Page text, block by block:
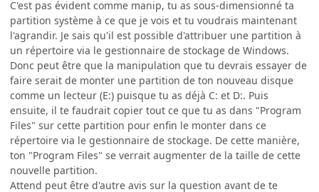
C'est pas évident comme manip, tu as sous-dimensionné ta
partition système à ce que je vois et tu voudrais maintenant
l'agrandir. Je sais qu'il est possible d'attribuer une partition à
un répertoire via le gestionnaire de stockage de Windows.
Donc peut être que la manipulation que tu devrais essayer de
faire serait de monter une partition de ton nouveau disque
comme un lecteur (E:) puisque tu as déjà C: et D:. Puis
ensuite, il te faudrait copier tout ce que tu as dans "Program
Files" sur cette partition pour enfin le monter dans ce
répertoire via le gestionnaire de stockage. De cette manière,
ton "Program Files" se verrait augmenter de la taille de cette
nouvelle partition.
Attend peut être d'autre avis sur la question avant de te